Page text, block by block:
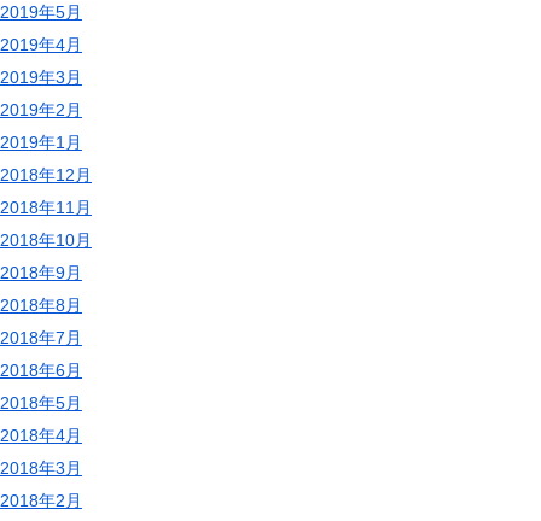
2019年5月
2019年4月
2019年3月
2019年2月
2019年1月
2018年12月
2018年11月
2018年10月
2018年9月
2018年8月
2018年7月
2018年6月
2018年5月
2018年4月
2018年3月
2018年2月